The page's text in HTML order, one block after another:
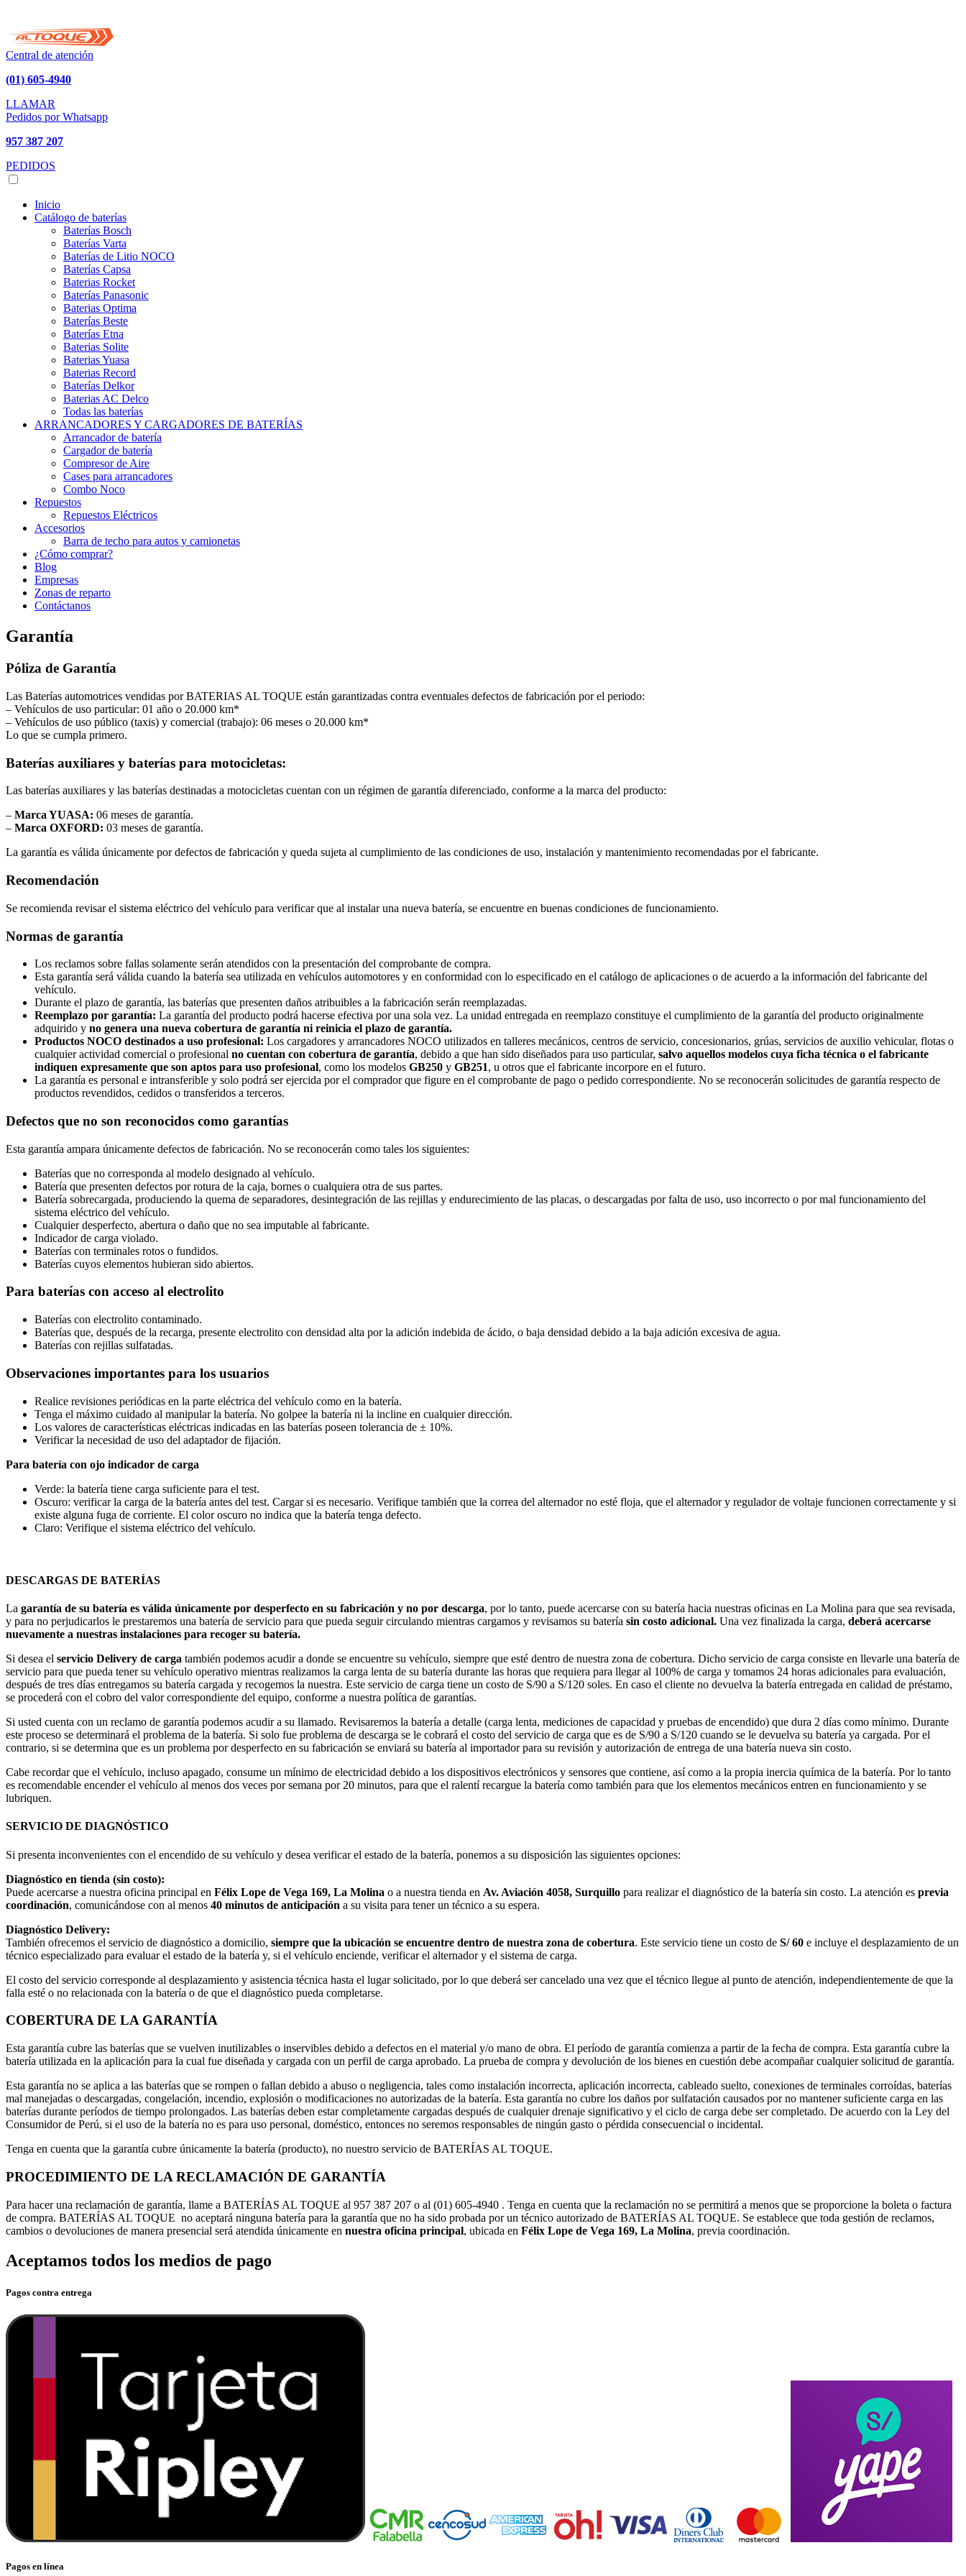
Central de atención
(01) 605-4940
LLAMAR
Pedidos por Whatsapp
957 387 207
PEDIDOS
Inicio
Catálogo de baterías
Baterías Bosch
Baterías Varta
Baterías de Litio NOCO
Baterías Capsa
Baterias Rocket
Baterías Panasonic
Baterias Optima
Baterías Beste
Baterías Etna
Baterias Solite
Baterias Yuasa
Baterias Record
Baterías Delkor
Baterias AC Delco
Todas las baterías
ARRANCADORES Y CARGADORES DE BATERÍAS
Arrancador de batería
Cargador de batería
Compresor de Aire
Cases para arrancadores
Combo Noco
Repuestos
Repuestos Eléctricos
Accesorios
Barra de techo para autos y camionetas
¿Cómo comprar?
Blog
Empresas
Zonas de reparto
Contáctanos
Garantía
Póliza de Garantía
Las Baterías automotrices vendidas por BATERIAS AL TOQUE están garantizadas contra eventuales defectos de fabricación por el periodo:
– Vehículos de uso particular: 01 año o 20.000 km*
– Vehículos de uso público (taxis) y comercial (trabajo): 06 meses o 20.000 km*
Lo que se cumpla primero.
Baterías auxiliares y baterías para motocicletas:
Las baterías auxiliares y las baterías destinadas a motocicletas cuentan con un régimen de garantía diferenciado, conforme a la marca del producto:
– Marca YUASA: 06 meses de garantía.
– Marca OXFORD: 03 meses de garantía.
La garantía es válida únicamente por defectos de fabricación y queda sujeta al cumplimiento de las condiciones de uso, instalación y mantenimiento recomendadas por el fabricante.
Recomendación
Se recomienda revisar el sistema eléctrico del vehículo para verificar que al instalar una nueva batería, se encuentre en buenas condiciones de funcionamiento.
Normas de garantía
Los reclamos sobre fallas solamente serán atendidos con la presentación del comprobante de compra.
Esta garantía será válida cuando la batería sea utilizada en vehículos automotores y en conformidad con lo especificado en el catálogo de aplicaciones o de acuerdo a la información del fabricante del
vehículo.
Durante el plazo de garantía, las baterías que presenten daños atribuibles a la fabricación serán reemplazadas.
Reemplazo por garantía: La garantía del producto podrá hacerse efectiva por una sola vez. La unidad entregada en reemplazo constituye el cumplimiento de la garantía del producto originalmente
adquirido y no genera una nueva cobertura de garantía ni reinicia el plazo de garantía.
Productos NOCO destinados a uso profesional: Los cargadores y arrancadores NOCO utilizados en talleres mecánicos, centros de servicio, concesionarios, grúas, servicios de auxilio vehicular, flotas o
cualquier actividad comercial o profesional no cuentan con cobertura de garantía, debido a que han sido diseñados para uso particular, salvo aquellos modelos cuya ficha técnica o el fabricante
indiquen expresamente que son aptos para uso profesional, como los modelos GB250 y GB251, u otros que el fabricante incorpore en el futuro.
La garantía es personal e intransferible y solo podrá ser ejercida por el comprador que figure en el comprobante de pago o pedido correspondiente. No se reconocerán solicitudes de garantía respecto de
productos revendidos, cedidos o transferidos a terceros.
Defectos que no son reconocidos como garantías
Esta garantía ampara únicamente defectos de fabricación. No se reconocerán como tales los siguientes:
Baterías que no corresponda al modelo designado al vehículo.
Batería que presenten defectos por rotura de la caja, bornes o cualquiera otra de sus partes.
Batería sobrecargada, produciendo la quema de separadores, desintegración de las rejillas y endurecimiento de las placas, o descargadas por falta de uso, uso incorrecto o por mal funcionamiento del
sistema eléctrico del vehículo.
Cualquier desperfecto, abertura o daño que no sea imputable al fabricante.
Indicador de carga violado.
Baterías con terminales rotos o fundidos.
Baterías cuyos elementos hubieran sido abiertos.
Para baterías con acceso al electrolito
Baterías con electrolito contaminado.
Baterías que, después de la recarga, presente electrolito con densidad alta por la adición indebida de ácido, o baja densidad debido a la baja adición excesiva de agua.
Baterías con rejillas sulfatadas.
Observaciones importantes para los usuarios
Realice revisiones periódicas en la parte eléctrica del vehículo como en la batería.
Tenga el máximo cuidado al manipular la batería. No golpee la batería ni la incline en cualquier dirección.
Los valores de características eléctricas indicadas en las baterías poseen tolerancia de ± 10%.
Verificar la necesidad de uso del adaptador de fijación.
Para batería con ojo indicador de carga
Verde: la batería tiene carga suficiente para el test.
Oscuro: verificar la carga de la batería antes del test. Cargar si es necesario. Verifique también que la correa del alternador no esté floja, que el alternador y regulador de voltaje funcionen correctamente y si
existe alguna fuga de corriente. El color oscuro no indica que la batería tenga defecto.
Claro: Verifique el sistema eléctrico del vehículo.
DESCARGAS DE BATERÍAS
La garantía de su batería es válida únicamente por desperfecto en su fabricación y no por descarga, por lo tanto, puede acercarse con su batería hacia nuestras oficinas en La Molina para que sea revisada,
y para no perjudicarlos le prestaremos una batería de servicio para que pueda seguir circulando mientras cargamos y revisamos su batería sin costo adicional. Una vez finalizada la carga, deberá acercarse
nuevamente a nuestras instalaciones para recoger su batería.
Si desea el servicio Delivery de carga también podemos acudir a donde se encuentre su vehículo, siempre que esté dentro de nuestra zona de cobertura. Dicho servicio de carga consiste en llevarle una batería de
servicio para que pueda tener su vehículo operativo mientras realizamos la carga lenta de su batería durante las horas que requiera para llegar al 100% de carga y tomamos 24 horas adicionales para evaluación,
después de tres días entregamos su batería cargada y recogemos la nuestra. Este servicio de carga tiene un costo de S/90 a S/120 soles. En caso el cliente no devuelva la batería entregada en calidad de préstamo,
se procederá con el cobro del valor correspondiente del equipo, conforme a nuestra política de garantías.
Si usted cuenta con un reclamo de garantía podemos acudir a su llamado. Revisaremos la batería a detalle (carga lenta, mediciones de capacidad y pruebas de encendido) que dura 2 días como mínimo. Durante
este proceso se determinará el problema de la batería. Si solo fue problema de descarga se le cobrará el costo del servicio de carga que es de S/90 a S/120 cuando se le devuelva su batería ya cargada. Por el
contrario, si se determina que es un problema por desperfecto en su fabricación se enviará su batería al importador para su revisión y autorización de entrega de una batería nueva sin costo.
Cabe recordar que el vehículo, incluso apagado, consume un mínimo de electricidad debido a los dispositivos electrónicos y sensores que contiene, así como a la propia inercia química de la batería. Por lo tanto
es recomendable encender el vehículo al menos dos veces por semana por 20 minutos, para que el ralentí recargue la batería como también para que los elementos mecánicos entren en funcionamiento y se
lubriquen.
SERVICIO DE DIAGNÓSTICO
Si presenta inconvenientes con el encendido de su vehículo y desea verificar el estado de la batería, ponemos a su disposición las siguientes opciones:
Diagnóstico en tienda (sin costo):
Puede acercarse a nuestra oficina principal en Félix Lope de Vega 169, La Molina o a nuestra tienda en Av. Aviación 4058, Surquillo para realizar el diagnóstico de la batería sin costo. La atención es previa
coordinación, comunicándose con al menos 40 minutos de anticipación a su visita para tener un técnico a su espera.
Diagnóstico Delivery:
También ofrecemos el servicio de diagnóstico a domicilio, siempre que la ubicación se encuentre dentro de nuestra zona de cobertura. Este servicio tiene un costo de S/ 60 e incluye el desplazamiento de un
técnico especializado para evaluar el estado de la batería y, si el vehículo enciende, verificar el alternador y el sistema de carga.
El costo del servicio corresponde al desplazamiento y asistencia técnica hasta el lugar solicitado, por lo que deberá ser cancelado una vez que el técnico llegue al punto de atención, independientemente de que la
falla esté o no relacionada con la batería o de que el diagnóstico pueda completarse.
COBERTURA DE LA GARANTÍA
Esta garantía cubre las baterías que se vuelven inutilizables o inservibles debido a defectos en el material y/o mano de obra. El período de garantía comienza a partir de la fecha de compra. Esta garantía cubre la
batería utilizada en la aplicación para la cual fue diseñada y cargada con un perfil de carga aprobado. La prueba de compra y devolución de los bienes en cuestión debe acompañar cualquier solicitud de garantía.
Esta garantía no se aplica a las baterías que se rompen o fallan debido a abuso o negligencia, tales como instalación incorrecta, aplicación incorrecta, cableado suelto, conexiones de terminales corroídas, baterías
mal manejadas o descargadas, congelación, incendio, explosión o modificaciones no autorizadas de la batería. Esta garantía no cubre los daños por sulfatación causados ​​por no mantener suficiente carga en las
baterías durante períodos de tiempo prolongados. Las baterías deben estar completamente cargadas después de cualquier drenaje significativo y el ciclo de carga debe ser completado. De acuerdo con la Ley del
Consumidor de Perú, si el uso de la batería no es para uso personal, doméstico, entonces no seremos responsables de ningún gasto o pérdida consecuencial o incidental.
Tenga en cuenta que la garantía cubre únicamente la batería (producto), no nuestro servicio de BATERÍAS AL TOQUE.
PROCEDIMIENTO DE LA RECLAMACIÓN DE GARANTÍA
Para hacer una reclamación de garantía, llame a BATERÍAS AL TOQUE al 957 387 207 o al (01) 605-4940 . Tenga en cuenta que la reclamación no se permitirá a menos que se proporcione la boleta o factura
de compra. BATERÍAS AL TOQUE no aceptará ninguna batería para la garantía que no ha sido probada por un técnico autorizado de BATERÍAS AL TOQUE. Se establece que toda gestión de reclamos,
cambios o devoluciones de manera presencial será atendida únicamente en nuestra oficina principal, ubicada en Félix Lope de Vega 169, La Molina, previa coordinación.
Aceptamos todos los medios de pago
Pagos contra entrega
Pagos en línea